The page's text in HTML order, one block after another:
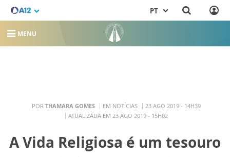
PT
MENU
POR THAMARA GOMES EM NOTÍCIAS
23 AGO 2019 - 14H39
ATUALIZADA EM 23 AGO 2019 - 15H02
A Vida Religiosa é um tesouro